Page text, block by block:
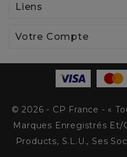
Liens
Votre Compte
© 2026 - CP France - «
Marques Enregistrés Et/
Products, S.L.U., Ses